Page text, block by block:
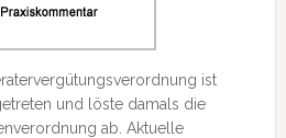
ist
und löste damals die
ab. Aktuelle